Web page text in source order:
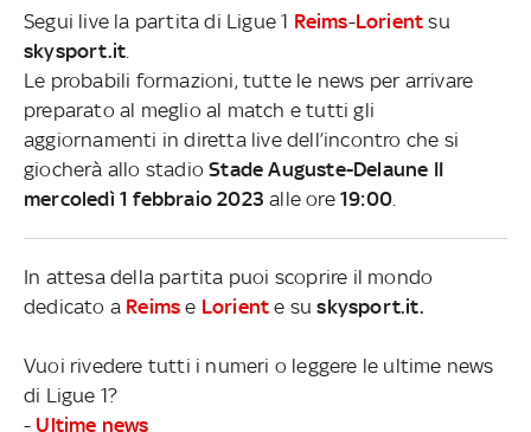
Segui live la partita di Ligue 1 Reims-Lorient su
skysport.it
Le probabili formazioni, tutte le news per arrivare
preparato al meglio al match e tutti gli
aggiornamenti in diretta live dell’incontro che si
giocherà allo stadioStade Auguste-Delaune II
mercoledì 1 febbraio 2023 alle ore 19:00
In attesa della partita puoi scoprire il mondo
dedicato a Reims e Lorient e suskysport.it.
Vuoi rivedere tutti i numeri o leggere le ultime news
di Ligue 1?
- Ultime news